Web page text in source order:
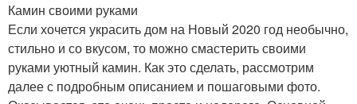
Камин своими руками
Если хочется украсить дом на Новый 2020 год необычно,
стильно и со вкусом, то можно смастерить своими
руками уютный камин. Как это сделать, рассмотрим
далее с подробным описанием и пошаговыми фото.